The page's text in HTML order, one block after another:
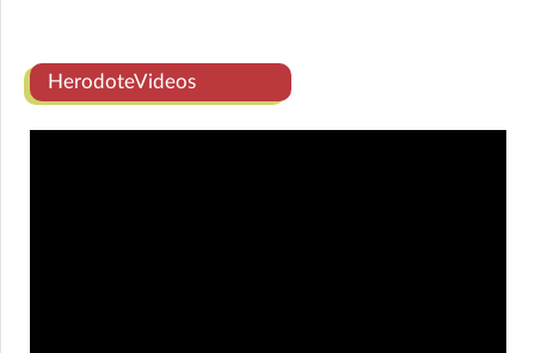
HerodoteVideos